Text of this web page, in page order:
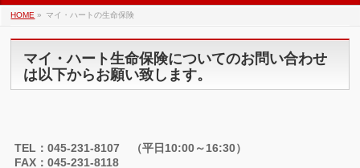
HOME » マイ・ハートの生命保険
マイ・ハート生命保険についてのお問い合わせ
は以下からお願い致します。
TEL：045-231-8107 （平日10:00～16:30）
FAX：045-231-8118